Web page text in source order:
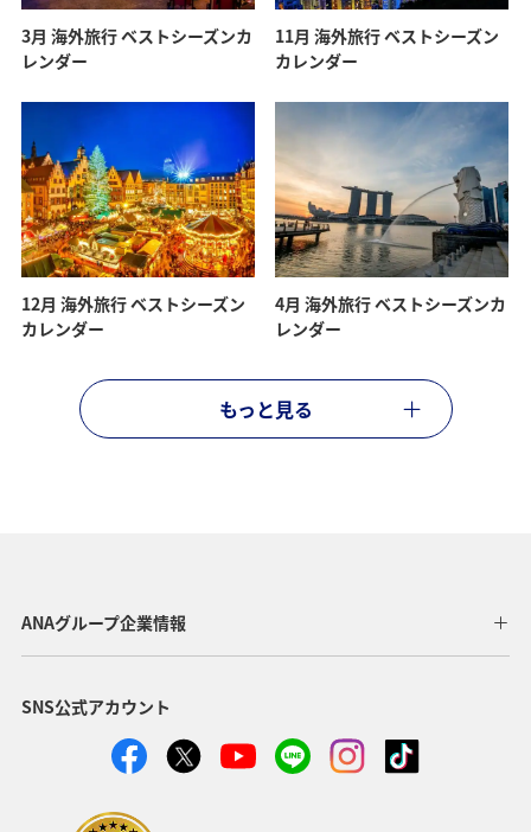
3月 海外旅行 ベストシーズンカ
レンダー
11月 海外旅行 ベストシーズン
カレンダー
12月 海外旅行 ベストシーズン
カレンダー
4月 海外旅行 ベストシーズンカ
レンダー
もっと見る
ANAグループ企業情報
SNS公式アカウント